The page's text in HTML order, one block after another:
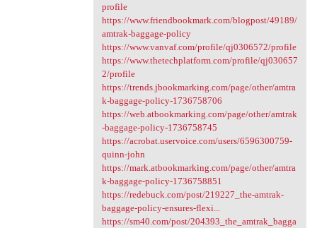
profile
https://www.friendbookmark.com/blogpost/49189/
amtrak-baggage-policy
https://www.vanvaf.com/profile/qj0306572/profile
https://www.thetechplatform.com/profile/qj030657
2/profile
https://trends.jbookmarking.com/page/other/amtra
k-baggage-policy-1736758706
https://web.atbookmarking.com/page/other/amtrak
-baggage-policy-1736758745
https://acrobat.uservoice.com/users/6596300759-
quinn-john
https://mark.atbookmarking.com/page/other/amtra
k-baggage-policy-1736758851
https://redebuck.com/post/219227_the-amtrak-
baggage-policy-ensures-flexi...
https://sm40.com/post/204393_the_amtrak_bagga